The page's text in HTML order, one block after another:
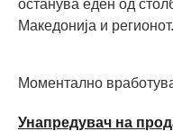
останува еден од
Македонија и регионот.
Моментално
Унапредувач на